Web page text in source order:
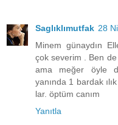
Saglıklımutfak 28
Minem günaydın
çok severim . Ben
ama meğer öyle
yanında 1 bardak
lar. öptüm canım
Yanıtla